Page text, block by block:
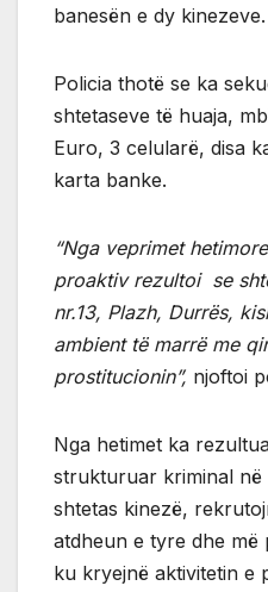
banesën e dy kinezeve.
Policia thotë se ka
shtetaseve të huaja,
Euro, 3 celularë, disa
karta banke.
“Nga veprimet
proaktiv rezultoi se
nr.13, Plazh, Durrës,
ambient të marrë me
prostitucionin”, njoftoi
Nga hetimet ka
strukturuar kriminal në
shtetas kinezë,
atdheun e tyre dhe më
ku kryejnë aktivitetin e